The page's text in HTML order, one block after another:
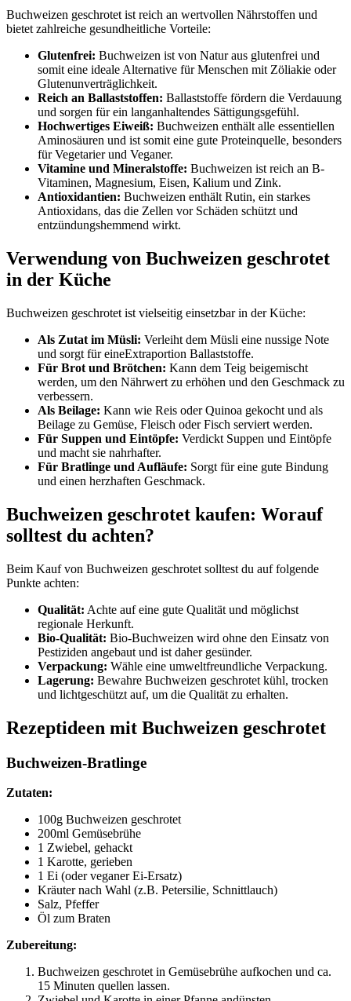
Buchweizen geschrotet ist reich an wertvollen Nährstoffen und
bietet zahlreiche gesundheitliche Vorteile:
Glutenfrei: Buchweizen ist von Natur aus glutenfrei und
somit eine ideale Alternative für Menschen mit Zöliakie oder
Glutenunverträglichkeit.
Reich an Ballaststoffen: Ballaststoffe fördern die Verdauung
und sorgen für ein langanhaltendes Sättigungsgefühl.
Hochwertiges Eiweiß: Buchweizen enthält alle essentiellen
Aminosäuren und ist somit eine gute Proteinquelle, besonders
für Vegetarier und Veganer.
Vitamine und Mineralstoffe: Buchweizen ist reich an B-
Vitaminen, Magnesium, Eisen, Kalium und Zink.
Antioxidantien: Buchweizen enthält Rutin, ein starkes
Antioxidans, das die Zellen vor Schäden schützt und
entzündungshemmend wirkt.
Verwendung von Buchweizen geschrotet
in der Küche
Buchweizen geschrotet ist vielseitig einsetzbar in der Küche:
Als Zutat im Müsli: Verleiht dem Müsli eine nussige Note
und sorgt für eineExtraportion Ballaststoffe.
Für Brot und Brötchen: Kann dem Teig beigemischt
werden, um den Nährwert zu erhöhen und den Geschmack zu
verbessern.
Als Beilage: Kann wie Reis oder Quinoa gekocht und als
Beilage zu Gemüse, Fleisch oder Fisch serviert werden.
Für Suppen und Eintöpfe: Verdickt Suppen und Eintöpfe
und macht sie nahrhafter.
Für Bratlinge und Aufläufe: Sorgt für eine gute Bindung
und einen herzhaften Geschmack.
Buchweizen geschrotet kaufen: Worauf
solltest du achten?
Beim Kauf von Buchweizen geschrotet solltest du auf folgende
Punkte achten:
Qualität: Achte auf eine gute Qualität und möglichst
regionale Herkunft.
Bio-Qualität: Bio-Buchweizen wird ohne den Einsatz von
Pestiziden angebaut und ist daher gesünder.
Verpackung: Wähle eine umweltfreundliche Verpackung.
Lagerung: Bewahre Buchweizen geschrotet kühl, trocken
und lichtgeschützt auf, um die Qualität zu erhalten.
Rezeptideen mit Buchweizen geschrotet
Buchweizen-Bratlinge
Zutaten:
100g Buchweizen geschrotet
200ml Gemüsebrühe
1 Zwiebel, gehackt
1 Karotte, gerieben
1 Ei (oder veganer Ei-Ersatz)
Kräuter nach Wahl (z.B. Petersilie, Schnittlauch)
Salz, Pfeffer
Öl zum Braten
Zubereitung:
Buchweizen geschrotet in Gemüsebrühe aufkochen und ca.
15 Minuten quellen lassen.